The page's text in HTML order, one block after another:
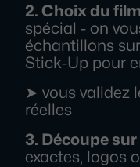
2. Choix du
spécial - on
échantillons
Stick-Up pour
➤ vous validez
réelles
3. Découpe
exactes, logos